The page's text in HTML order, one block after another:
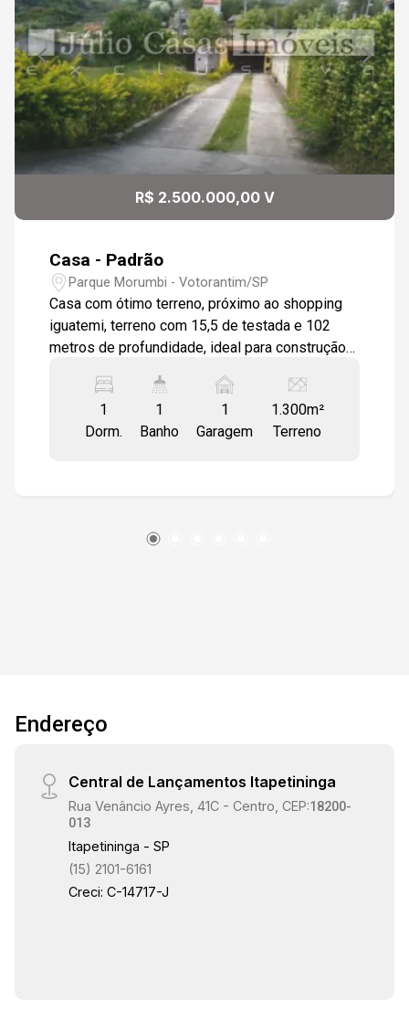
R$ 2.500.000,00 V
Casa - Padrão
Parque Morumbi - Votorantim/SP
Casa com ótimo terreno, próximo ao shopping
iguatemi, terreno com 15,5 de testada e 102
metros de profundidade, ideal para construção
do imóvel
1
Dorm.
1
Banho
1
Garagem
1.300m²
Terreno
Endereço
Central de Lançamentos Itapetininga
Rua Venâncio Ayres, 41C - Centro, CEP:18200-
013
Itapetininga - SP
(15) 2101-6161
Creci: C-14717-J